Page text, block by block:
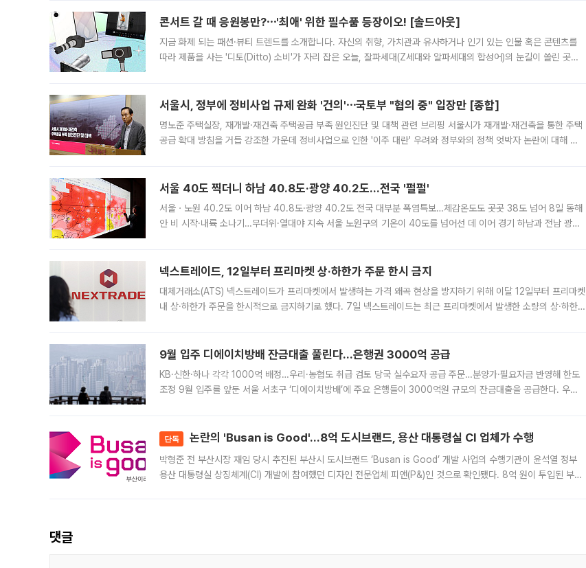
콘서트 갈 때 응원봉만?⋯'최애' 위한 필수품 등장이오! [솔드아웃]
지금 화제 되는 패션·뷰티 트렌드를 소개합니다. 자신의 취향, 가치관과 유사하거나 인기 있는 인물 혹은 콘텐츠를
따라 제품을 사는 '디토(Ditto) 소비'가 자리 잡은 오늘, 잘파세대(Z세대와 알파세대의 합성어)의 눈길이 쏠린 곳은
서울시, 정부에 정비사업 규제 완화 '건의'⋯국토부 "협의 중" 입장만 [종합]
명노준 주택실장, 재개발·재건축 주택공급 부족 원인진단 및 대책 관련 브리핑 서울시가 재개발·재건축을 통한 주택
공급 확대 방침을 거듭 강조한 가운데 정비사업으로 인한 '이주 대란' 우려와 정부와의 정책 엇박자 논란에 대해 정
서울 40도 찍더니 하남 40.8도·광양 40.2도…전국 '펄펄'
서울ㆍ노원 40.2도 이어 하남 40.8도·광양 40.2도 전국 대부분 폭염특보…체감온도도 곳곳 38도 넘어 8일 동해
안 비 시작·내륙 소나기…무더위·열대야 지속 서울 노원구의 기온이 40도를 넘어선 데 이어 경기 하남과 전남 광양
넥스트레이드, 12일부터 프리마켓 상·하한가 주문 한시 금지
대체거래소(ATS) 넥스트레이드가 프리마켓에서 발생하는 가격 왜곡 현상을 방지하기 위해 이달 12일부터 프리마켓
내 상·하한가 주문을 한시적으로 금지하기로 했다. 7일 넥스트레이드는 최근 프리마켓에서 발생한 소량의 상·하한
9월 입주 디에이치방배 잔금대출 풀린다…은행권 3000억 공급
KB·신한·하나 각각 1000억 배정…우리·농협도 취급 검토 당국 실수요자 공급 주문…분양가·필요자금 반영해 한도
조정 9월 입주를 앞둔 서울 서초구 ‘디에이치방배’에 주요 은행들이 3000억원 규모의 잔금대출을 공급한다. 우리
단독 논란의 'Busan is Good'…8억 도시브랜드, 용산 대통령실 CI 업체가 수행
박형준 전 부산시장 재임 당시 추진된 부산시 도시브랜드 ‘Busan is Good’ 개발 사업의 수행기관이 윤석열 정부
용산 대통령실 상징체계(CI) 개발에 참여했던 디자인 전문업체 피앤(P&)인 것으로 확인됐다. 8억 원이 투입된 부산
댓글